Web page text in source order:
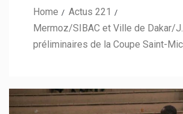
Home
Actus 221
Mermoz/SIBAC et Ville de Dakar/
préliminaires de la Coupe Saint-